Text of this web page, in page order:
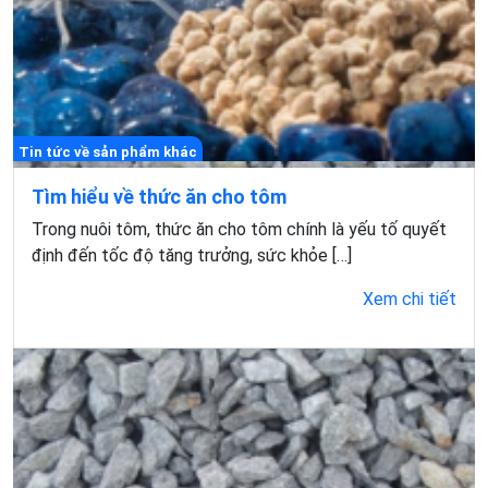
Tin tức về sản phẩm khác
Tìm hiểu về thức ăn cho tôm
Trong nuôi tôm, thức ăn cho tôm chính là yếu tố quyết
định đến tốc độ tăng trưởng, sức khỏe […]
Xem chi tiết